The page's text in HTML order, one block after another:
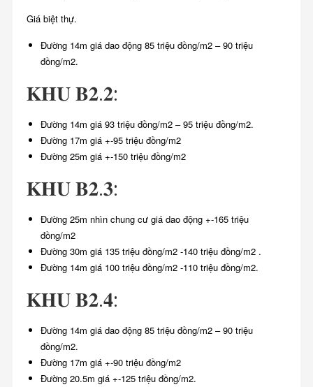
Giá biệt thự.
Đường 14m giá dao động 85 triệu đồng/m2 – 90 triệu
đồng/m2.
𝐊𝐇𝐔 𝐁𝟐.𝟐:
Đường 14m giá 93 triệu đồng/m2 – 95 triệu đồng/m2.
Đường 17m giá +-95 triệu đồng/m2
Đường 25m giá +-150 triệu đồng/m2
𝐊𝐇𝐔 𝐁𝟐.𝟑:
Đường 25m nhìn chung cư giá dao động +-165 triệu
đồng/m2
Đường 30m giá 135 triệu đồng/m2 -140 triệu đồng/m2 .
Đường 14m giá 100 triệu đồng/m2 -110 triệu đồng/m2.
𝐊𝐇𝐔 𝐁𝟐.𝟒:
Đường 14m giá dao động 85 triệu đồng/m2 – 90 triệu
đồng/m2.
Đường 17m giá +-90 triệu đồng/m2
Đường 20.5m giá +-125 triệu đồng/m2.